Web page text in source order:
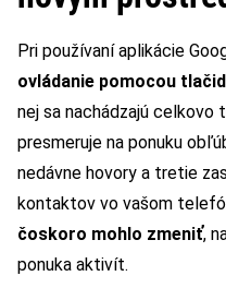
Pri používaní aplikácie
ovládanie pomocou
nej sa nachádzajú celkovo
presmeruje na ponuku
nedávne hovory a tretie
kontaktov vo vašom
čoskoro mohlo zmeniť,
ponuka aktivít.